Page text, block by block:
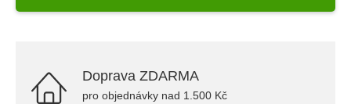
Doprava ZDARMA
pro objednávky nad 1.500 Kč